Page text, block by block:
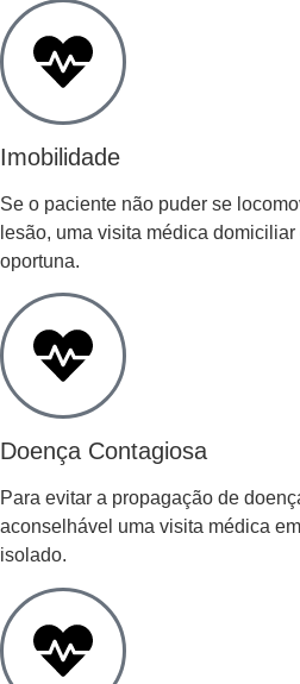
Imobilidade
Se o paciente não puder se
lesão, uma visita médica
oportuna.
Doença Contagiosa
Para evitar a propagação de
aconselhável uma visita médica
isolado.